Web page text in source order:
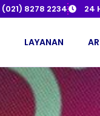
(021) 8278 2234 24
LAYANAN